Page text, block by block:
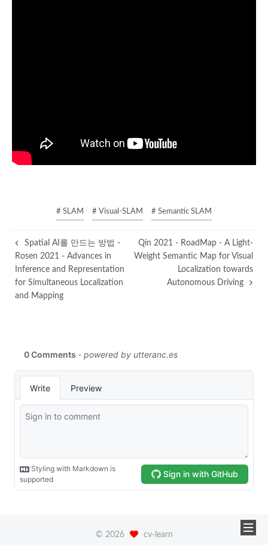
# SLAM # Visual-SLAM # Semantic SLAM
Spatial AI를 만드는 방법 -
Rosen 2021 - Advances in
Inference and Representation
for Simultaneous Localization
and Mapping
Qin 2021 - RoadMap - A Light-
Weight Semantic Map for Visual
Localization towards
Autonomous Driving
© 2026 cv-learn